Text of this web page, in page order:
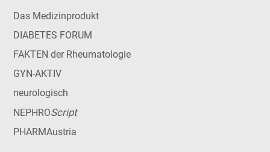
Das Medizinprodukt
DIABETES FORUM
FAKTEN der Rheumatologie
GYN-AKTIV
neurologisch
NEPHROScript
PHARMAustria